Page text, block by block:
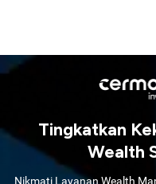
Tingkatkan
Wealth
Nikmati Layanan Wealth